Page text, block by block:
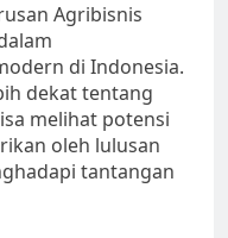
Agribisnis
di Indonesia.
dekat tentang
melihat potensi
oleh lulusan
tantangan